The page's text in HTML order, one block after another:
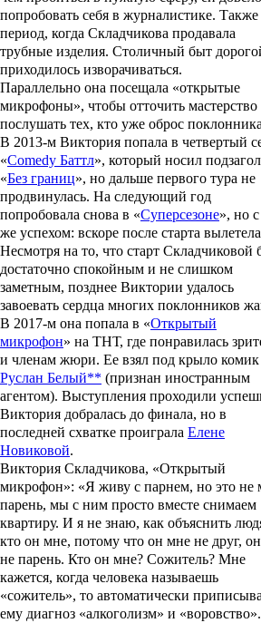
попробовать себя в журналистике.
период, когда Складчикова продавала
трубные изделия. Столичный быт
приходилось изворачиваться.
Параллельно она посещала «открытые
микрофоны», чтобы отточить мастерство
послушать тех, кто уже оброс
В 2013-м Виктория попала в четвертый
«Comedy Баттл», который носил
«Без границ», но дальше первого тура не
продвинулась. На следующий год
попробовала снова в «Суперсезоне», но
же успехом: вскоре после старта
Несмотря на то, что старт Складчиковой
достаточно спокойным и не слишком
заметным, позднее Виктории удалось
завоевать сердца многих поклонников
В 2017-м она попала в «Открытый
микрофон» на ТНТ, где понравилась
и членам жюри. Ее взял под крыло комик
Руслан Белый** (признан иностранным
агентом). Выступления проходили
Виктория добралась до финала, но в
последней схватке проиграла Елене
Новиковой.
Виктория Складчикова, «Открытый
микрофон»: «Я живу с парнем, но это не
парень, мы с ним просто вместе снимаем
квартиру. И я не знаю, как объяснить
кто он мне, потому что он мне не друг,
не парень. Кто он мне? Сожитель? Мне
кажется, когда человека называешь
«сожитель», то автоматически
ему диагноз «алкоголизм» и «воровство».